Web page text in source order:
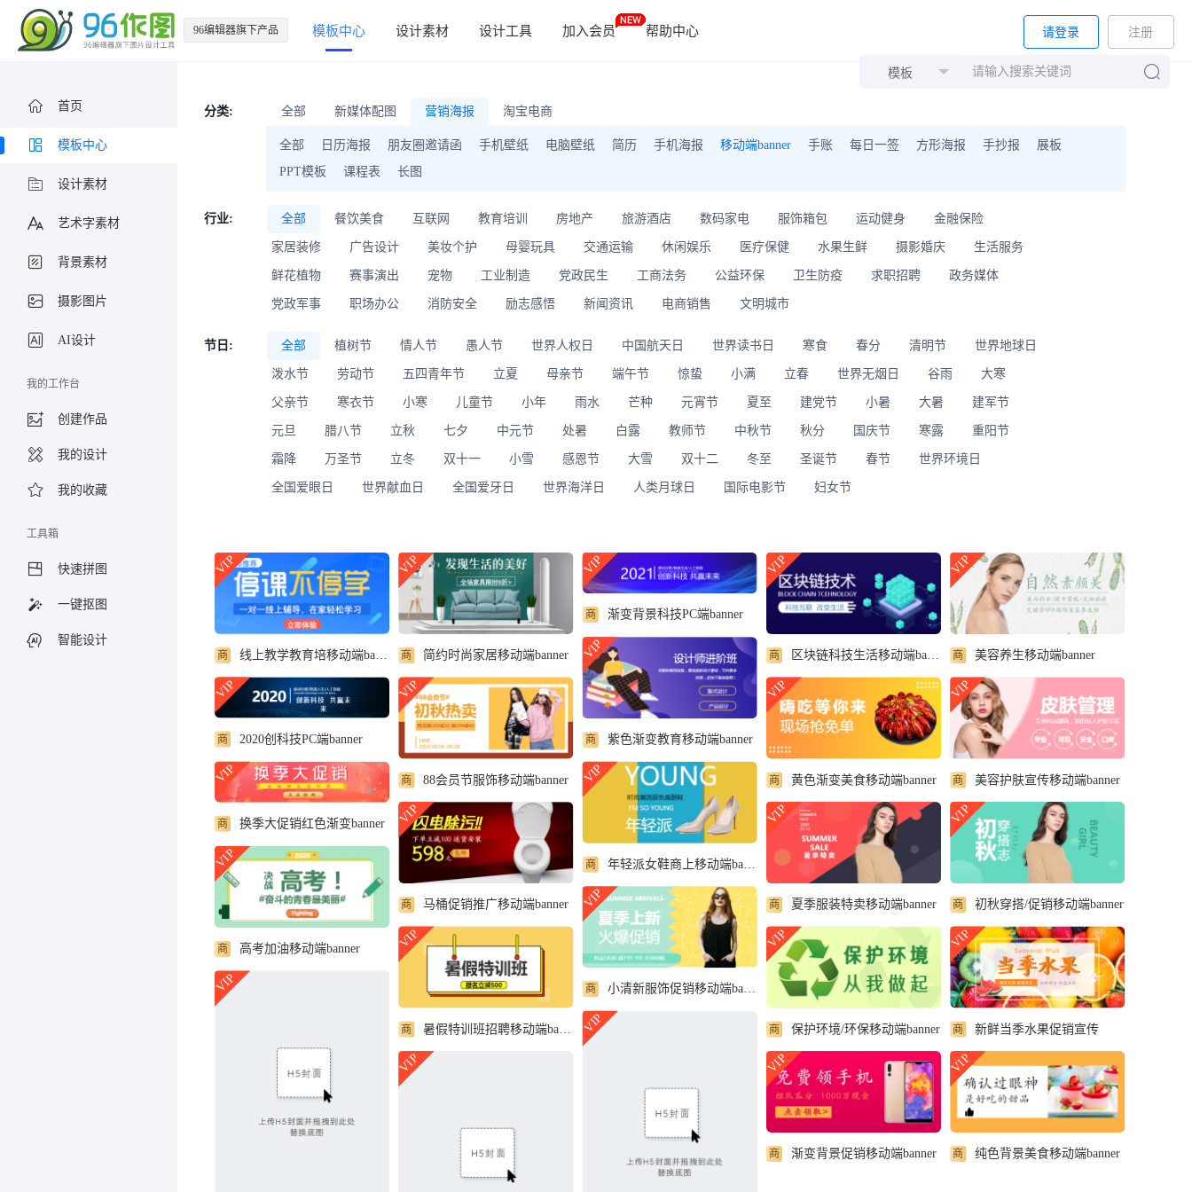
96编辑器旗下产品 模板中心 设计素材 设计工具 加入会员 帮助中心 请登录 注册
首页
模板中心
设计素材
艺术字素材
背景素材
摄影图片
AI设计
我的工作台
创建作品
我的设计
我的收藏
工具箱
快速拼图
一键抠图
智能设计
分类: 全部 新媒体配图 营销海报 淘宝电商
全部 日历海报 朋友圈邀请函 手机壁纸 电脑壁纸 简历 手机海报 移动端banner 手账 每日一签 方形海报 手抄报
展板
PPT模板
课程表 长图
行业: 全部 餐饮美食 互联网 教育培训 房地产 旅游酒店 数码家电 服饰箱包 运动健身 金融保险
家居装修 广告设计 美妆个护 母婴玩具 交通运输 休闲娱乐 医疗保健 水果生鲜 摄影婚庆 生活服务
鲜花植物 赛事演出 宠物 工业制造 党政民生 工商法务 公益环保 卫生防疫 求职招聘 政务媒体
党政军事 职场办公 消防安全 励志感悟 新闻资讯 电商销售 文明城市
节日: 全部 植树节 情人节 愚人节 世界人权日 中国航天日 世界读书日 寒食 春分 清明节 世界地球日
泼水节 劳动节 五四青年节 立夏 母亲节 端午节 惊蛰 小满 立春 世界无烟日 谷雨 大寒
父亲节 寒衣节 小寒 儿童节 小年 雨水 芒种 元宵节 夏至 建党节 小暑 大暑 建军节
元旦 腊八节 立秋 七夕 中元节 处暑 白露 教师节 中秋节 秋分 国庆节 寒露 重阳节
霜降 万圣节 立冬 双十一 小雪 感恩节 大雪 双十二 冬至 圣诞节 春节 世界环境日
全国爱眼日 世界献血日 全国爱牙日 世界海洋日 人类月球日 国际电影节 妇女节
VIP
商
VIP
商 简约时尚家居移动端banner
VIP
商 渐变背景科技PC端banner
VIP
商 区块链科技生活移动端banner
VIP
商 美容养生移动端banner
VIP
商 紫色渐变教育移动端banner
VIP
商 2020创科技PC端banner
VIP
商 88会员节服饰移动端banner
VIP
商 黄色渐变美食移动端banner
VIP
商 美容护肤宣传移动端banner
VIP
商 换季大促销红色渐变banner
VIP
商 年轻派女鞋商上移动端banner
VIP
商 马桶促销推广移动端banner
VIP
商 夏季服装特卖移动端banner
VIP
商 初秋穿搭/促销移动端banner
VIP
商 高考加油移动端banner
VIP
商 小清新服饰促销移动端banner
VIP
商
VIP
商 保护环境/环保移动端banner
VIP
商 新鲜当季水果促销宣传
VIP
VIP
VIP
VIP
商 渐变背景促销移动端banner
VIP
商 纯色背景美食移动端banner